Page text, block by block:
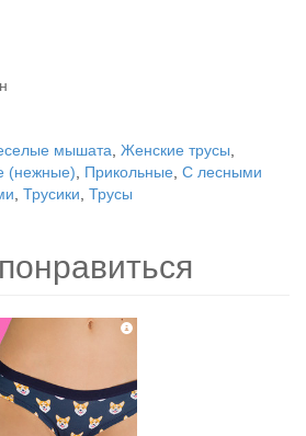
мышата Женские трусы
(нежные) Прикольные С лесными
Трусики Трусы